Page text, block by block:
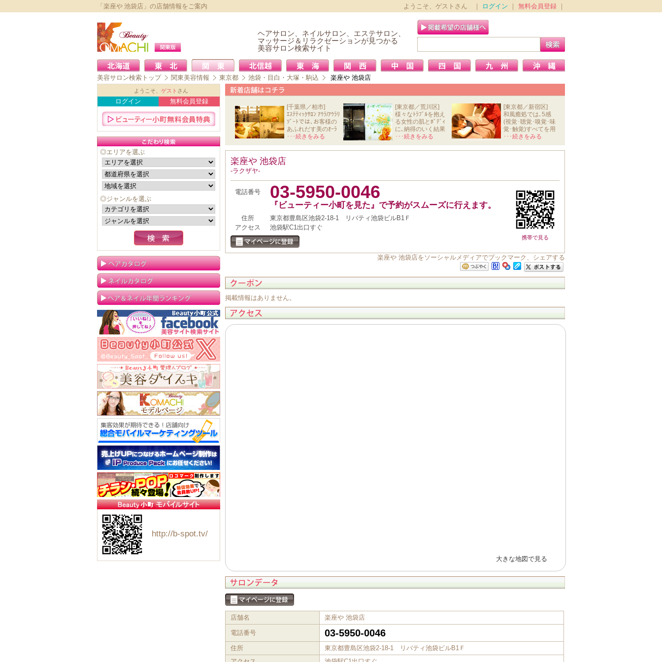
「楽座や 池袋店」の店舗情報をご案内 ようこそ、ゲストさん ｜ ログイン 無料会員登録
ヘアサロン、ネイルサロン、エステサロン、
マッサージ＆リラクゼーションが見つかる
美容サロン検索サイト
美容サロン検索トップ 関東美容情報 東京都 池袋・目白・大塚・駒込 楽座や 池袋店
[千葉県／柏市]
ｴｽﾃﾃｨｯｸｻﾛﾝ ｱｳﾗ/ｱｳﾗﾘ
ｿﾞｰﾄでは､お客様の
あふれだす美のｵｰﾗ
と心か
･･･続きをみる
[東京都／荒川区]
様々なﾄﾗﾌﾞﾙを抱え
る女性の肌とﾎﾞﾃﾞｨ
に､納得のいく結果
を導きだ
･･･続きをみる
[東京都／新宿区]
和風癒処では､5感
(視覚･聴覚･嗅覚･味
覚･触覚)すべてを用
いて､ｽﾄﾚ
･･･続きをみる
楽座や 池袋店
-ラクザヤ-
携帯で見る
電話番号 03-5950-0046
『ビューティー小町を見た』で予約がスムーズに行えます。
住所
東京都豊島区池袋2-18-1 リバティ池袋ビルB1Ｆ
アクセス
池袋駅C1出口すぐ
楽座や 池袋店をソーシャルメディアでブックマーク、シェアする
掲載情報はありません。
大きな地図で見る
店舗名 楽座や 池袋店
電話番号 03-5950-0046
住所
東京都豊島区池袋2-18-1 リバティ池袋ビルB1Ｆ
ようこそ、 ゲスト さん
ログイン 無料会員登録
◎エリアを選ぶ
◎ジャンルを選ぶ
http://b-spot.tv/